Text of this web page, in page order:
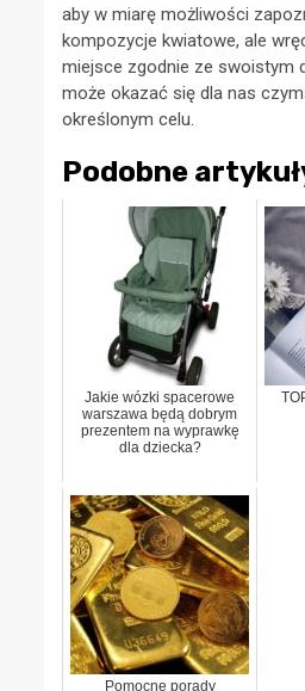
aby w miarę możliwości
kompozycje kwiatowe, ale
miejsce zgodnie ze swoistym
może okazać się dla nas
określonym celu.
Podobne
Jakie wózki spacerowe
warszawa będą dobrym
prezentem na wyprawkę
dla dziecka?
Pomocne porady